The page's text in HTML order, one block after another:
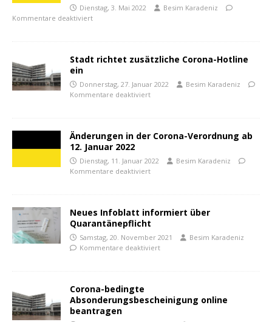
Dienstag, 3. Mai 2022
Besim Karadeniz
Kommentare deaktiviert
Stadt richtet zusätzliche Corona-Hotline
ein
Donnerstag, 27. Januar 2022
Besim Karadeniz
Kommentare deaktiviert
Änderungen in der Corona-Verordnung ab
12. Januar 2022
Dienstag, 11. Januar 2022
Besim Karadeniz
Kommentare deaktiviert
Neues Infoblatt informiert über
Quarantänepflicht
Samstag, 20. November 2021
Besim Karadeniz
Kommentare deaktiviert
Corona-bedingte
Absonderungsbescheinigung online
beantragen